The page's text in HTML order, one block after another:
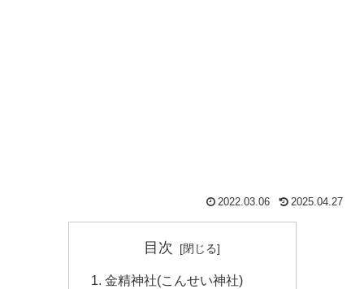
2022.03.06 2025.04.27
目次
金精神社(こんせい神社)